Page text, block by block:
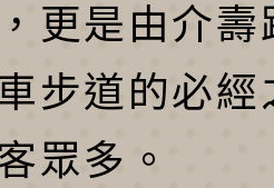
更是由介壽
步道的必經
眾多。